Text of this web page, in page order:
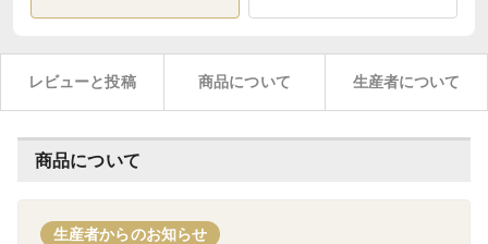
レビューと投稿 商品について 生産者について
商品について
生産者からのお知らせ